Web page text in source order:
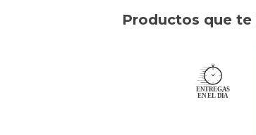
Productos que